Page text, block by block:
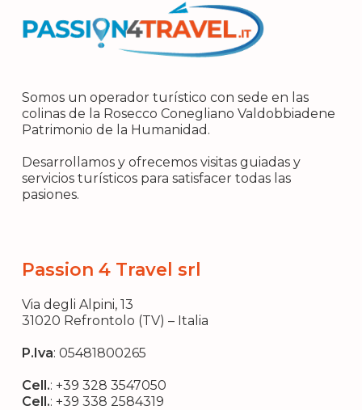
Somos un operador turístico con sede en las
colinas de la Rosecco Conegliano Valdobbiadene
Patrimonio de la Humanidad.
Desarrollamos y ofrecemos visitas guiadas y
servicios turísticos para satisfacer todas las
pasiones.
Passion 4 Travel srl
Via degli Alpini, 13
31020 Refrontolo (TV) – Italia
P.Iva: 05481800265
Cell.: +39 328 3547050
Cell.: +39 338 2584319